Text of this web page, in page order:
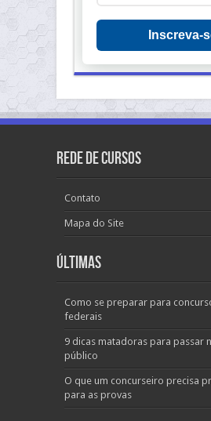
Inscreva-
Rede de Cursos
Contato
Mapa do Site
Últimas
Como se preparar para
federais
9 dicas matadoras para passar
público
O que um concurseiro precisa
para as provas